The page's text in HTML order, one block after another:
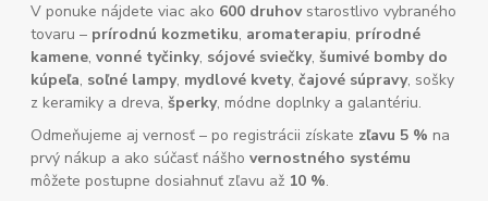
V ponuke nájdete viac ako 600 druhovstarostlivo vybraného
tovaru – prírodnú kozmetiku, aromaterapiu, prírodné
kamene,vonné tyčinky, sójové sviečky,šumivé bomby do
kúpeľa, soľné lampy, mydlové kvety,čajové súpravy, sošky
z keramiky a dreva,šperky, módne doplnky a galantériu.
Odmeňujeme aj vernosť – po registrácii získate zľavu 5 % na
prvý nákup a ako súčasť nášhovernostného systému
môžete postupne dosiahnuť zľavu až 10 %.